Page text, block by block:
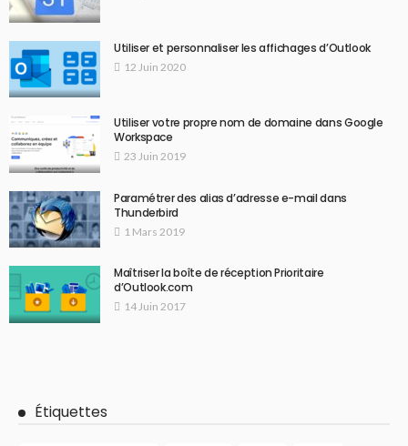
Utiliser et personnaliser les affichages d’Outlook
12 Juin 2020
Utiliser votre propre nom de domaine dans Google
Workspace
23 Juin 2019
Paramétrer des alias d’adresse e-mail dans
Thunderbird
1 Mars 2019
Maîtriser la boîte de réception Prioritaire
d’Outlook.com
14 Juin 2017
Étiquettes